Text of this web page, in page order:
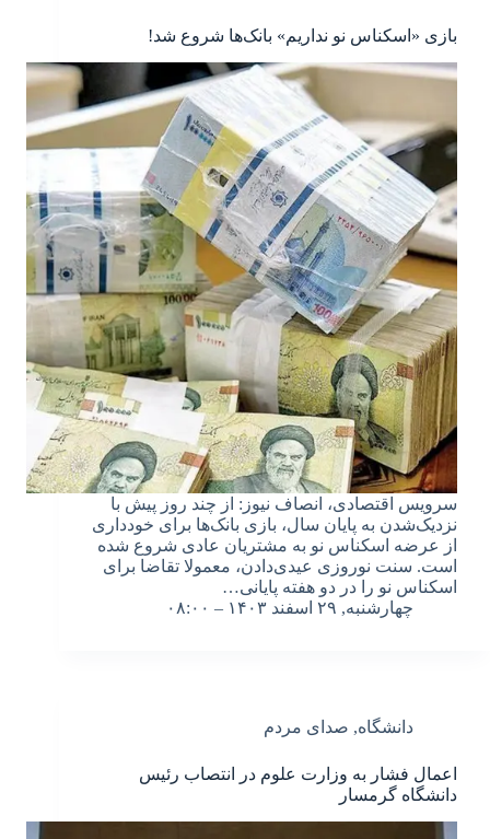
بازی «اسکناس نو نداریم» بانک‌ها شروع شد!
سرویس اقتصادی، انصاف نیوز: از چند روز پیش با
نزدیک‌شدن به پایان سال، بازی بانک‌ها برای خودداری
از عرضه اسکناس نو به مشتریان عادی شروع شده
است. سنت نوروزی عیدی‌دادن، معمولا تقاضا برای
اسکناس نو را در دو هفته پایانی…
چهارشنبه, ۲۹ اسفند ۱۴۰۳ – ۰۸:۰۰
دانشگاه, صدای مردم
اعمال فشار به وزارت علوم در انتصاب رئیس
دانشگاه گرمسار